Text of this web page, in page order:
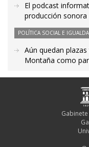
El podcast
producción sonora
POLÍTICA SOCIAL E
Aún quedan
Montaña como